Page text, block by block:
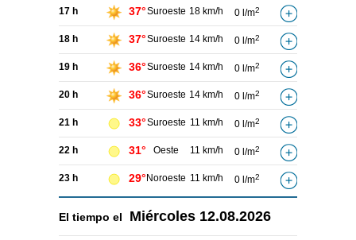
17 h 37°Suroeste 18 km/h 0 l/m2
18 h 37°Suroeste 14 km/h 0 l/m2
19 h 36°Suroeste 14 km/h 0 l/m2
20 h 36°Suroeste 14 km/h 0 l/m2
21 h 33°Suroeste 11 km/h 0 l/m2
22 h 31° Oeste 11 km/h 0 l/m2
23 h 29° Noroeste 11 km/h 0 l/m2
El tiempo el Miércoles 12.08.2026